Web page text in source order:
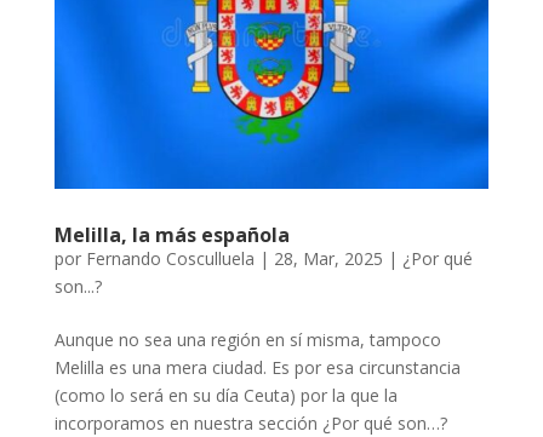
Melilla, la más española
por Fernando Cosculluela | 28, Mar, 2025 | ¿Por qué
son...?
Aunque no sea una región en sí misma, tampoco
Melilla es una mera ciudad. Es por esa circunstancia
(como lo será en su día Ceuta) por la que la
incorporamos en nuestra sección ¿Por qué son…?